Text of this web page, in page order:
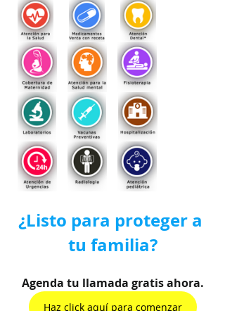
¿Listo para proteger a
tu familia?
Agenda tu llamada gratis ahora.
Haz click aquí para comenzar